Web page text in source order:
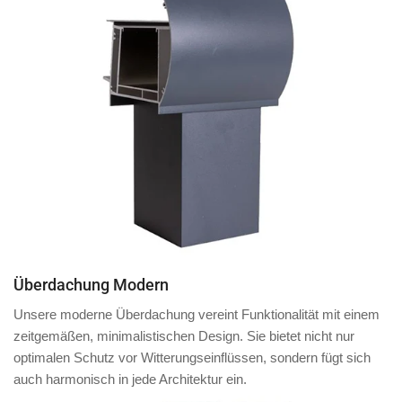
Überdachung Modern
Unsere moderne Überdachung vereint Funktionalität mit einem
zeitgemäßen, minimalistischen Design. Sie bietet nicht nur
optimalen Schutz vor Witterungseinflüssen, sondern fügt sich
auch harmonisch in jede Architektur ein.